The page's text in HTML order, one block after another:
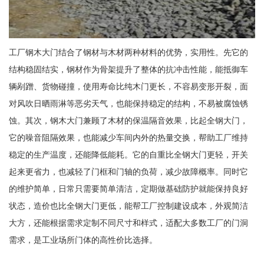
工厂钢木大门结合了钢材与木材两种材料的优势，实用性。先它的
结构稳固结实，钢材作为骨架提升了整体的抗冲击性能，能抵御车
辆剐蹭、货物碰撞，使用寿命比纯木门更长，不容易变形开裂，面
对风吹日晒雨淋等恶劣天气，也能保持稳定的结构，不易被腐蚀锈
蚀。其次，钢木大门兼顾了木材的保温隔音效果，比起全钢大门，
它的噪音阻隔效果，也能减少车间内外的热量交换，帮助工厂维持
稳定的生产温度，还能降低能耗。它的自重比全钢大门更轻，开关
起来更省力，也减轻了门框和门轴的负荷，减少故障概率。同时它
的维护简单，日常只需要简单清洁，定期做基础防护就能保持良好
状态，造价也比全钢大门更低，能帮工厂控制建设成本，外观简洁
大方，还能根据需求定制不同尺寸和样式，适配大多数工厂的门洞
需求，是工业场所门体的高性价比选择。